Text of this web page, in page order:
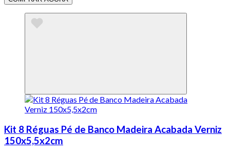
Kit 8 Réguas Pé de Banco Madeira Acabada Verniz
150x5,5x2cm